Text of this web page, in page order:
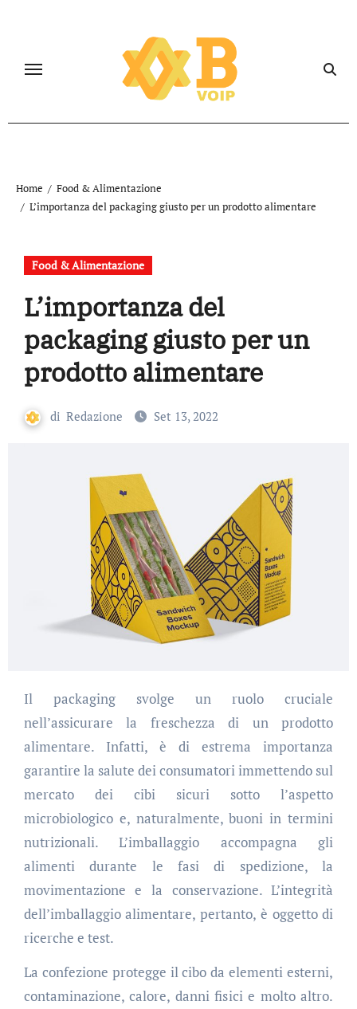
Home
Food & Alimentazione
L’importanza del packaging giusto per un prodotto alimentare
Food & Alimentazione
L’importanza del
packaging giusto per un
prodotto alimentare
di Redazione Set 13, 2022
Il packaging svolge un ruolo cruciale
nell’assicurare la freschezza di un prodotto
alimentare. Infatti, è di estrema importanza
garantire la salute dei consumatori immettendo sul
mercato dei cibi sicuri sotto l’aspetto
microbiologico e, naturalmente, buoni in termini
nutrizionali. L’imballaggio accompagna gli
alimenti durante le fasi di spedizione, la
movimentazione e la conservazione. L’integrità
dell’imballaggio alimentare, pertanto, è oggetto di
ricerche e test.
La confezione protegge il cibo da elementi esterni,
contaminazione, calore, danni fisici e molto altro.